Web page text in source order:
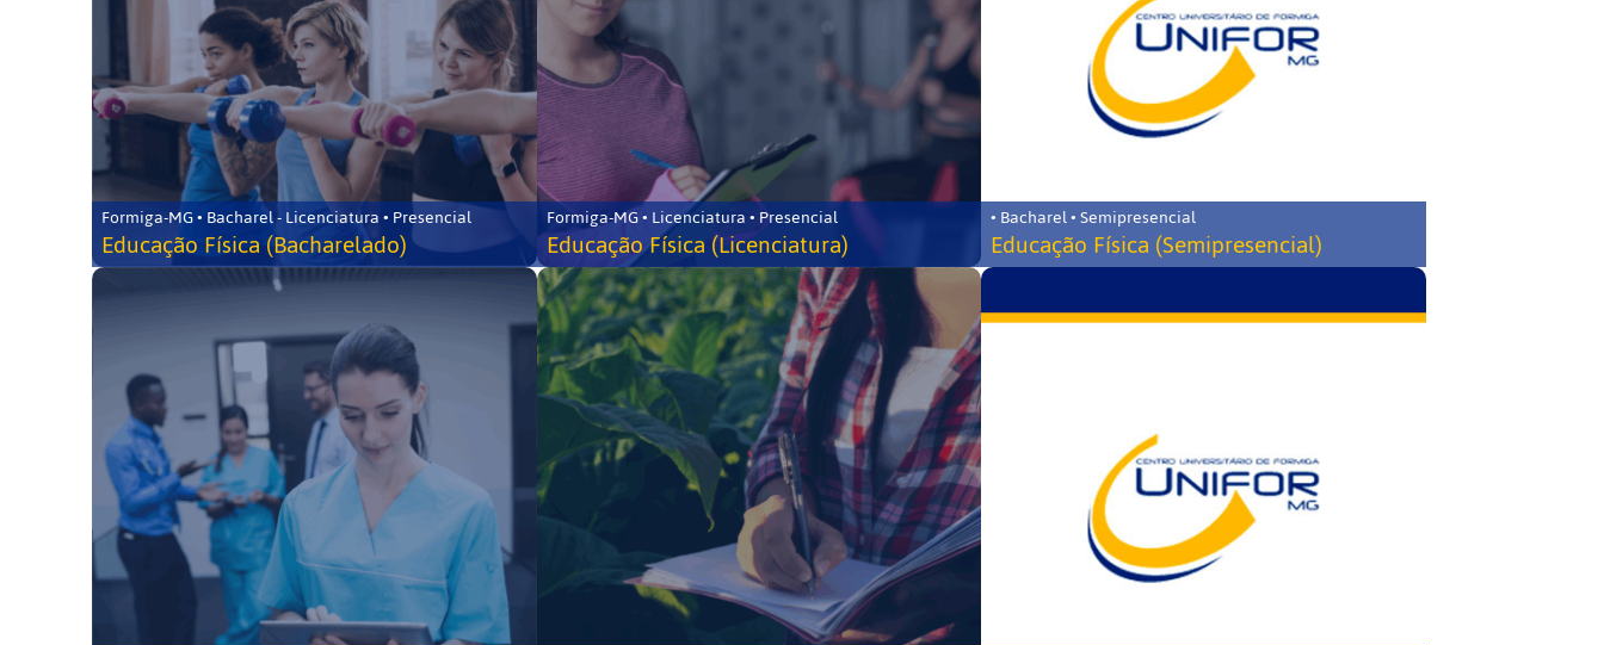
Formiga-MG • Bacharel - Licenciatura • Presencial
Educação Física (Bacharelado)
Formiga-MG • Licenciatura • Presencial
Educação Física (Licenciatura)
• Bacharel • Semipresencial
Educação Física (Semipresencial)